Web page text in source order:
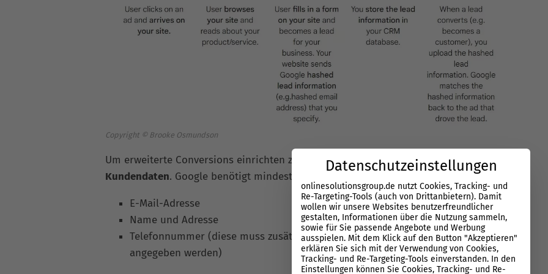
Copyright © Brooke Osmundson
Um erweiterte Conversions einrichten zu können, benötigen Sie bestimmte
Kundendaten. Google benötigt mindestens eine der Kundendaten:
E-Mail-Adresse
Name und Adresse
Telefonnummer (diese muss zusätzlich zu einem der anderen Attribute
angegeben werden)
Datenschutzeinstellungen
onlinesolutionsgroup.de nutzt Cookies, Tracking- und
Re-Targeting-Tools (auch von Drittanbietern). Damit
wollen wir unsere Websites benutzerfreundlicher
gestalten, Informationen über die Nutzung sammeln,
sowie für Sie passende Angebote und Werbung
ausspielen. Mit dem Klick auf den Button "Akzeptieren"
erklären Sie sich mit der Verwendung von Cookies,
Tracking- und Re-Targeting-Tools einverstanden. In den
Einstellungen können Sie Cookies, Tracking- und Re-